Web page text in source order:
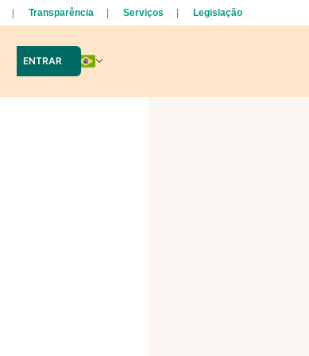
Transparência Serviços Legislação
ENTRAR